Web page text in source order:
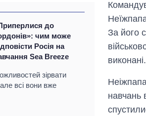
до
чим може
Росія на
Sea Breeze
зірвати
всі вони вже
За його
виконані.
навчань